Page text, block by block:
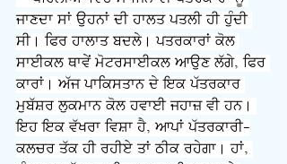
ਜਾਣਦਾ ਸਾਂ ਉਹਨਾਂ ਦੀ ਹਾਲਤ ਪਤਲੀ ਹੀ ਹੁੰਦੀ
ਸੀ। ਫਿਰ ਹਾਲਾਤ ਬਦਲੇ। ਪਤਰਕਾਰਾਂ ਕੋਲ
ਸਾਈਕਲ ਥਾਵੇਂ ਮੋਟਰਸਾਈਕਲ ਆਉਣ ਲੱਗੇ, ਫਿਰ
ਕਾਰਾਂ। ਅੱਜ ਪਾਕਿਸਤਾਨ ਦੇ ਇਕ ਪੱਤਰਕਾਰ
ਮੁਬੱਸ਼ਰ ਲੁਕਮਾਨ ਕੋਲ ਹਵਾਈ ਜਹਾਜ਼ ਵੀ ਹਨ।
ਇਹ ਇਕ ਵੱਖਰਾ ਵਿਸ਼ਾ ਹੈ, ਆਪਾਂ ਪੱਤਰਕਾਰੀ-
ਕਲਚਰ ਤੱਕ ਹੀ ਰਹੀਏ ਤਾਂ ਠੀਕ ਰਹੇਗਾ। ਹਾਂ,